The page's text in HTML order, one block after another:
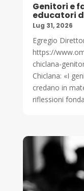
Genitori e
educatori
Lug 31, 2026
Egregio
https://
chiclana-
Chiclana: «I
credano in
riflessioni